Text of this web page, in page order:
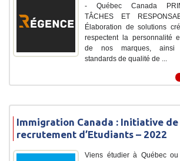
- Québec Canada
TÂCHES ET
Élaboration de solutions
respectent la personnalité
de nos marques,
standards de qualité de ...
Immigration Canada : Initiative de
recrutement d’Etudiants – 2022
Viens étudier à Québec